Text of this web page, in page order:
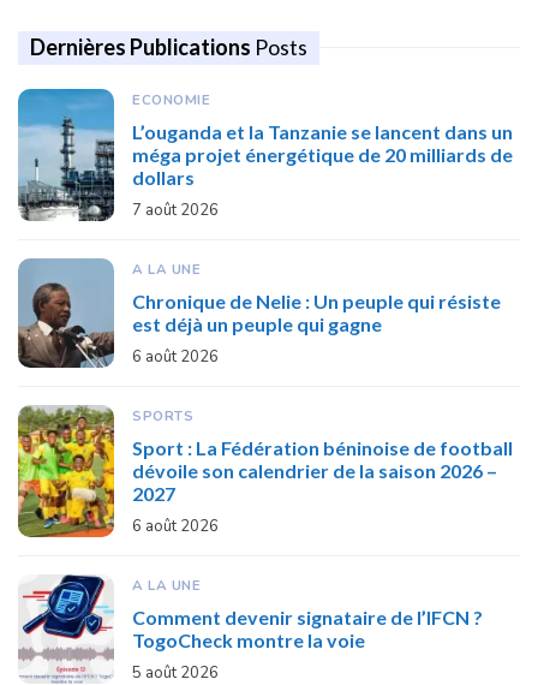
Dernières Publications Posts
ECONOMIE
L’ouganda et la Tanzanie se lancent dans un
méga projet énergétique de 20 milliards de
dollars
7 août 2026
A LA UNE
Chronique de Nelie : Un peuple qui résiste
est déjà un peuple qui gagne
6 août 2026
SPORTS
Sport : La Fédération béninoise de football
dévoile son calendrier de la saison 2026 –
2027
6 août 2026
A LA UNE
Comment devenir signataire de l’IFCN ?
TogoCheck montre la voie
5 août 2026